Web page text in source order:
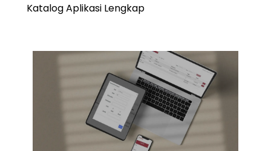
Katalog Aplikasi Lengkap